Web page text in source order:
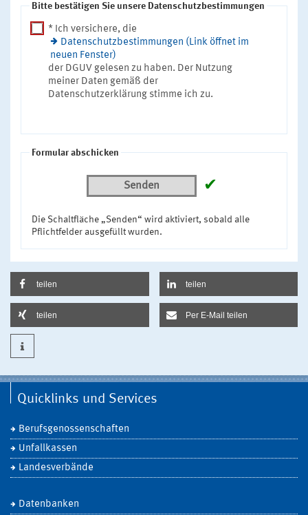
Bitte bestätigen Sie unsere Datenschutzbestimmungen
* Ich versichere, die
Datenschutzbestimmungen (Link öffnet im
neuen Fenster)
der DGUV gelesen zu haben. Der Nutzung
meiner Daten gemäß der
Datenschutzerklärung stimme ich zu.
Formular abschicken
Senden ✔
Die Schaltfläche „Senden“ wird aktiviert, sobald alle
Pflichtfelder ausgefüllt wurden.
teilen teilen
teilen Per E-Mail teilen
Quicklinks und Services
Berufsgenossenschaften
Unfallkassen
Landesverbände
Datenbanken